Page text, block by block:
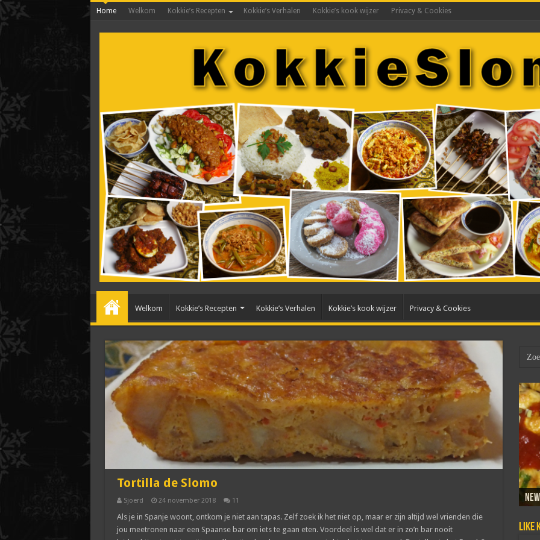
Home Welkom Kokkie’s Recepten Kokkie’s Verhalen Kokkie’s kook wijzer Privacy & Cookies
Welkom Kokkie’s Recepten Kokkie’s Verhalen Kokkie’s kook wijzer Privacy & Cookies
Tortilla de Slomo
Sjoerd 24 november 2018 11
Als je in Spanje woont, ontkom je niet aan tapas. Zelf zoek ik het niet op, maar er zijn altijd wel vrienden die
jou meetronen naar een Spaanse bar om iets te gaan eten. Voordeel is wel dat er in zo’n bar nooit
Like